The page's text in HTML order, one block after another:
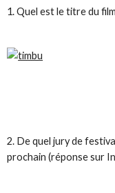
Quel est le titre du
2. De quel jury de
prochain (réponse sur